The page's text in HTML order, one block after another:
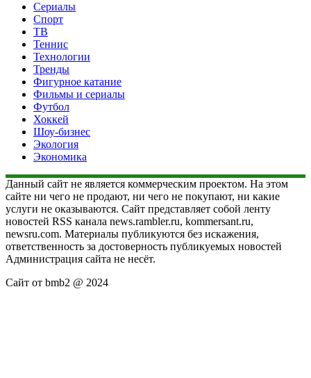
Сериалы
Спорт
ТВ
Теннис
Технологии
Тренды
Фигурное катание
Фильмы и сериалы
Футбол
Хоккей
Шоу-бизнес
Экология
Экономика
Данный сайт не является коммерческим проектом. На этом
сайте ни чего не продают, ни чего не покупают, ни какие
услуги не оказываются. Сайт представляет собой ленту
новостей RSS канала news.rambler.ru, kommersant.ru,
newsru.com. Материалы публикуются без искажения,
ответственность за достоверность публикуемых новостей
Администрация сайта не несёт.
Сайт от bmb2 @ 2024